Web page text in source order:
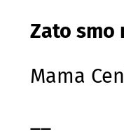
Zato smo
Mama